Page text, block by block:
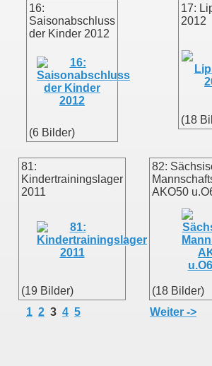
16:
Saisonabschluss
der Kinder 2012
(6 Bilder)
17:
2012
(18
81:
Kindertrainingslager
2011
(19 Bilder)
82:
AKO50
(18 Bilder)
1 2 3 4 5 Weiter ->